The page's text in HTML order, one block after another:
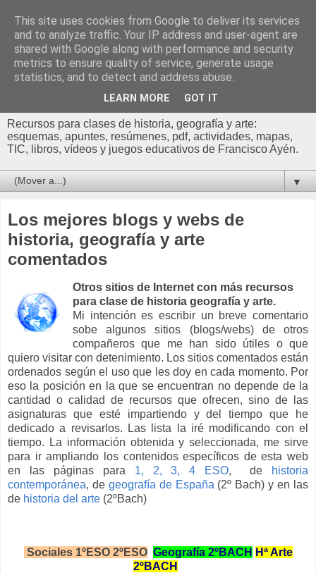
Profesor Francisco |
Recursos de Geografía,
Historia y Arte
Recursos para clases de historia, geografía y arte:
esquemas, apuntes, resúmenes, pdf, actividades, mapas,
TIC, libros, vídeos y juegos educativos de Francisco Ayén.
▼
Los mejores blogs y webs de
historia, geografía y arte
comentados
Otros sitios de Internet con más recursos
para clase de historia geografía y arte.
Mi intención es escribir un breve comentario
sobe algunos sitios (blogs/webs) de otros
compañeros que me han sido útiles o que
quiero visitar con detenimiento. Los sitios comentados están
ordenados según el uso que les doy en cada momento. Por
eso la posición en la que se encuentran no depende de la
cantidad o calidad de recursos que ofrecen, sino de las
asignaturas que esté impartiendo y del tiempo que he
dedicado a revisarlos. Las lista la iré modificando con el
tiempo. La información obtenida y seleccionada, me sirve
para ir ampliando los contenidos específicos de esta web
en las páginas para 1, 2, 3, 4 ESO, de
historia
contemporánea, de geografía de España (2º Bach) y en las
de historia del arte (2ºBach)
Sociales 1ºESO2ºESO Geografía 2ºBACH Hª Arte
2ºBACH
This site uses cookies from Google to deliver its services
and to analyze traffic. Your IP address and user-agent are
shared with Google along with performance and security
metrics to ensure quality of service, generate usage
statistics, and to detect and address abuse.
LEARN MORE GOT IT